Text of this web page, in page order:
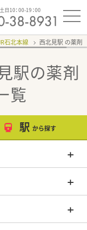
日10：00-19：00
石北本線 西北見駅
駅の薬剤
覧
駅 から探す